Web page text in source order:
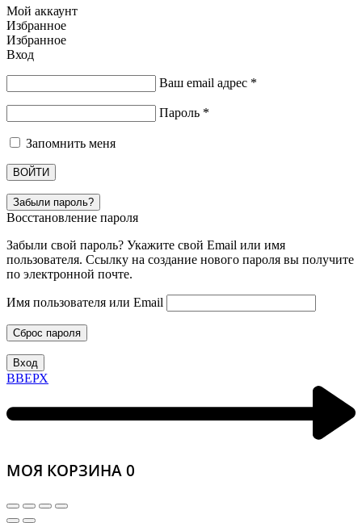
Мой аккаунт
Избранное
Избранное
Вход
Ваш email адрес *
Пароль *
Запомнить меня
ВОЙТИ
Забыли пароль?
Восстановление пароля
Забыли свой пароль? Укажите свой Email или имя
пользователя. Ссылку на создание нового пароля вы получите
по электронной почте.
Имя пользователя или Email
Сброс пароля
Вход
ВВЕРХ
МОЯ КОРЗИНА 0